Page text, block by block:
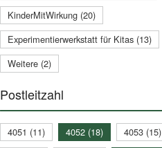
KinderMitWirkung (20)
Experimentierwerkstatt für Kitas (13)
Weitere (2)
Postleitzahl
4051 (11) 4052 (18)
4053 (15)